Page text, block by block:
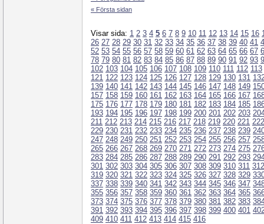
« Första sidan
Visar sida: 1 2 3 4 5 6 7 8 9 10 11 12 13 14 15 16
26 27 28 29 30 31 32 33 34 35 36 37 38 39 40 41
52 53 54 55 56 57 58 59 60 61 62 63 64 65 66 67
78 79 80 81 82 83 84 85 86 87 88 89 90 91 92 93
102 103 104 105 106 107 108 109 110 111 112 113
121 122 123 124 125 126 127 128 129 130 131
139 140 141 142 143 144 145 146 147 148 149
157 158 159 160 161 162 163 164 165 166 167
175 176 177 178 179 180 181 182 183 184 185
193 194 195 196 197 198 199 200 201 202 203
211 212 213 214 215 216 217 218 219 220 221 222
229 230 231 232 233 234 235 236 237 238 239
247 248 249 250 251 252 253 254 255 256 257
265 266 267 268 269 270 271 272 273 274 275
283 284 285 286 287 288 289 290 291 292 293
301 302 303 304 305 306 307 308 309 310 311 312
319 320 321 322 323 324 325 326 327 328 329
337 338 339 340 341 342 343 344 345 346 347
355 356 357 358 359 360 361 362 363 364 365
373 374 375 376 377 378 379 380 381 382 383
391 392 393 394 395 396 397 398 399 400 401
409 410 411 412 413 414 415 416